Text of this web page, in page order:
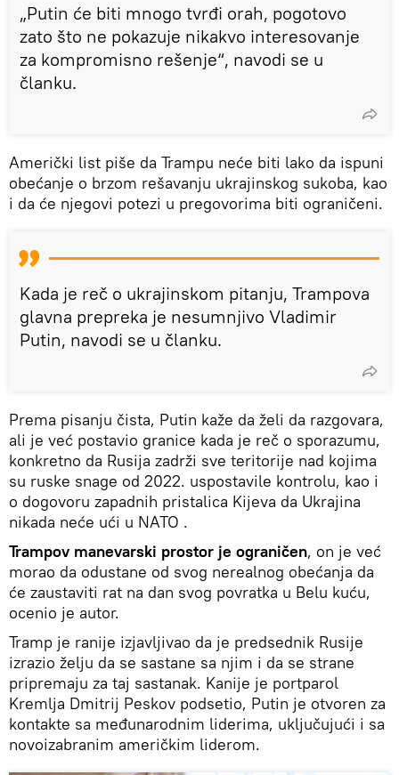
„Putin će biti mnogo tvrđi orah, pogotovo
zato što ne pokazuje nikakvo interesovanje
za kompromisno rešenje“, navodi se u
članku.
Američki list piše da Trampu neće biti lako da ispuni
obećanje o brzom rešavanju ukrajinskog sukoba, kao
i da će njegovi potezi u pregovorima biti ograničeni.
Kada je reč o ukrajinskom pitanju, Trampova
glavna prepreka je nesumnjivo Vladimir
Putin, navodi se u članku.
Prema pisanju čista, Putin kaže da želi da razgovara,
ali je već postavio granice kada je reč o sporazumu,
konkretno da Rusija zadrži sve teritorije nad kojima
su ruske snage od 2022. uspostavile kontrolu, kao i
o dogovoru zapadnih pristalica Kijeva da Ukrajina
nikada neće ući u NATO .
Trampov manevarski prostor je ograničen, on je već
morao da odustane od svog nerealnog obećanja da
će zaustaviti rat na dan svog povratka u Belu kuću,
ocenio je autor.
Tramp je ranije izjavljivao da je predsednik Rusije
izrazio želju da se sastane sa njim i da se strane
pripremaju za taj sastanak. Kanije je portparol
Kremlja Dmitrij Peskov podsetio, Putin je otvoren za
kontakte sa međunarodnim liderima, uključujući i sa
novoizabranim američkim liderom.